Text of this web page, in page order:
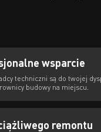
wsparcie
techniczni są do twojej
budowy na miejscu.
remontu